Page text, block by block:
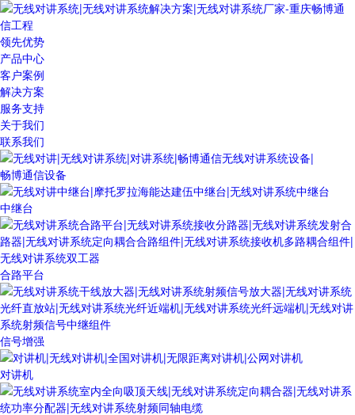
领先优势
产品中心
客户案例
解决方案
服务支持
关于我们
联系我们
畅博通信设备
中继台
合路平台
信号增强
对讲机